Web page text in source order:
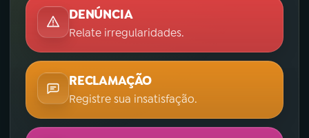
DENÚNCIA
Relate irregularidades.
RECLAMAÇÃO
Registre sua insatisfação.